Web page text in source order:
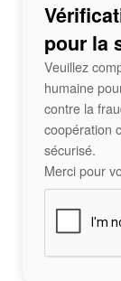
pour la
Veuillez
humaine
contre la
coopération
sécurisé.
Merci pour